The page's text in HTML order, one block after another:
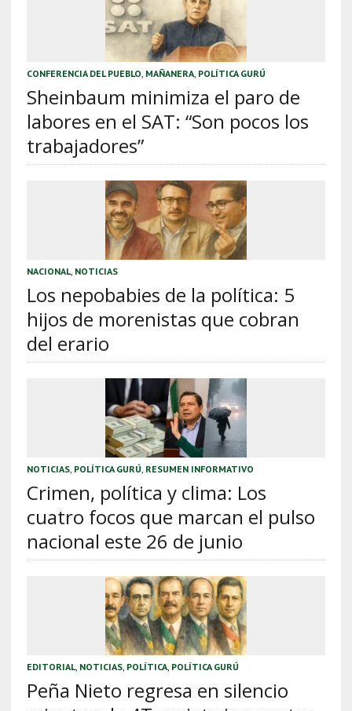
CONFERENCIA DEL PUEBLO, MAÑANERA, POLÍTICA GURÚ
Sheinbaum minimiza el paro de
labores en el SAT: “Son pocos los
trabajadores”
NACIONAL, NOTICIAS
Los nepobabies de la política: 5
hijos de morenistas que cobran
del erario
NOTICIAS, POLÍTICA GURÚ, RESUMEN INFORMATIVO
Crimen, política y clima: Los
cuatro focos que marcan el pulso
nacional este 26 de junio
EDITORIAL, NOTICIAS, POLÍTICA, POLÍTICA GURÚ
Peña Nieto regresa en silencio